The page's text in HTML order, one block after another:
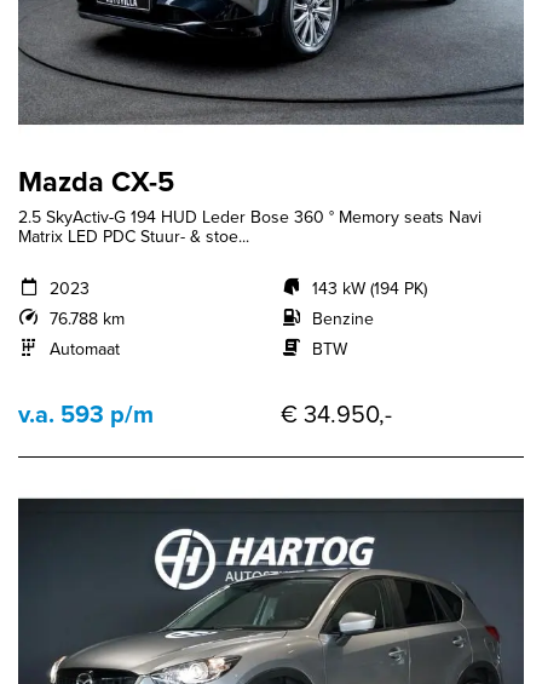
Mazda CX-5
2.5 SkyActiv-G 194 HUD Leder Bose 360 ° Memory seats Navi
Matrix LED PDC Stuur- & stoe...
2023
76.788 km
Automaat
143 kW (194 PK)
Benzine
BTW
v.a. 593 p/m € 34.950,-